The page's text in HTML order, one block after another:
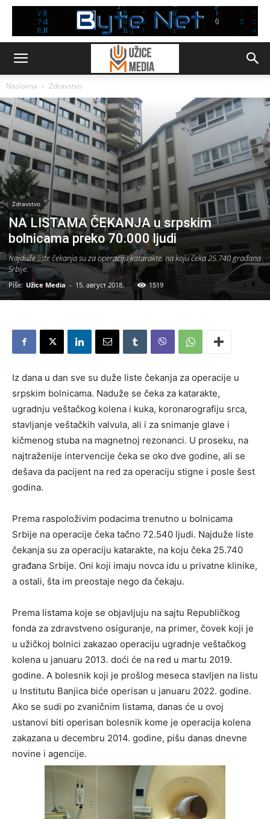
Naslovna Zdravstvo
Zdravstvo
NA LISTAMA ČEKANJA u srpskim
bolnicama preko 70.000 ljudi
Najduže liste čekanja su za operaciju katarakte, na koju čeka 25.740 građana
Srbije.
Piše: Užice Media - 15. август 2018. 1519
Iz dana u dan sve su duže liste čekanja za operacije u
srpskim bolnicama. Naduže se čeka za katarakte,
ugradnju veštačkog kolena i kuka, koronarografiju srca,
stavljanje veštačkih valvula, ali i za snimanje glave i
kičmenog stuba na magnetnoj rezonanci. U proseku, na
najtraženije intervencije čeka se oko dve godine, ali se
dešava da pacijent na red za operaciju stigne i posle šest
godina.
Prema raspoloživim podacima trenutno u bolnicama
Srbije na operacije čeka tačno 72.540 ljudi. Najduže liste
čekanja su za operaciju katarakte, na koju čeka 25.740
građana Srbije. Oni koji imaju novca idu u privatne klinike,
a ostali, šta im preostaje nego da čekaju.
Prema listama koje se objavljuju na sajtu Republičkog
fonda za zdravstveno osiguranje, na primer, čovek koji je
u užičkoj bolnici zakazao operaciju ugradnje veštačkog
kolena u januaru 2013. doći će na red u martu 2019.
godine. A bolesnik koji je prošlog meseca stavljen na listu
u Institutu Banjica biće operisan u januaru 2022. godine.
Ako se sudi po zvaničnim listama, danas će u ovoj
ustanovi biti operisan bolesnik kome je operacija kolena
zakazana u decembru 2014. godine, pišu danas dnevne
novine i agencije.